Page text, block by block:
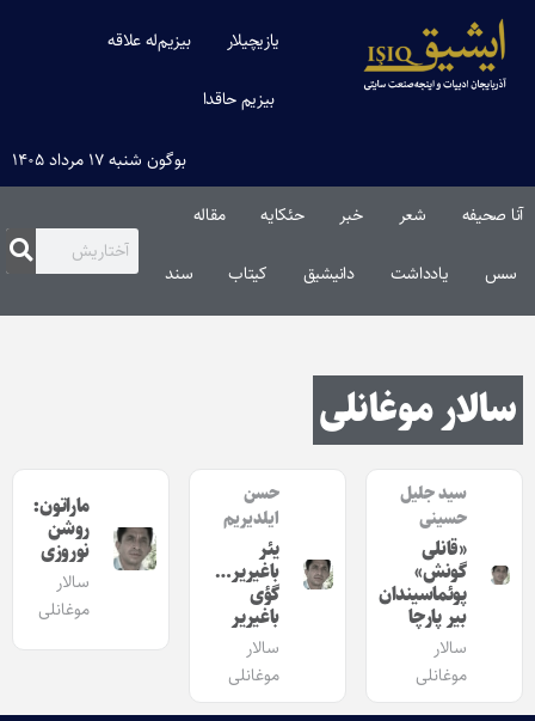
یازیچیلار بیزیم‌له علاقه
بیزیم حاقدا
بوگون شنبه ۱۷ مرداد ۱۴۰۵
آنا صحیفه شعر خبر حئکایه مقاله‌
سس یادداشت دانیشیق کیتاب سند
سالار موغانلی
سید جلیل
حسینی
«قانلی
گونش»
پوئماسیندان
بیر پارچا
سالار
موغانلی
حسن
ایلدیریم
یئر
باغیریر…
گؤی
باغیریر
سالار
موغانلی
ماراتون:
روشن
نوروزی
سالار
موغانلی